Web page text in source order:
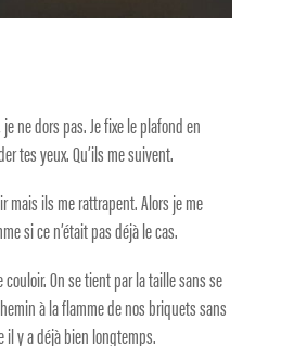
ne dors pas. Je fixe le plafond en
tes yeux. Qu’ils me suivent.
mais ils me rattrapent. Alors je me
si ce n’était pas déjà le cas.
On se tient par la taille sans se
à la flamme de nos briquets sans
il y a déjà bien longtemps.